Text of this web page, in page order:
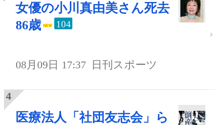
女優の小川真由美さん死去
86歳
104
08月09日 17:37 日刊スポーツ
医療法人「社団友志会」ら